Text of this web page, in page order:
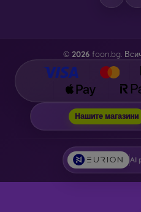
© 2026 foon.bg.
Нашите магазини
AI